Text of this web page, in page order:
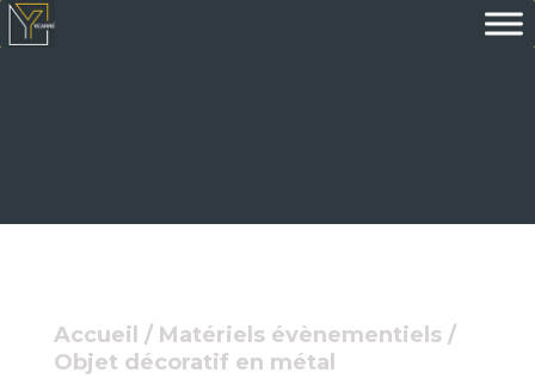
Accueil / Matériels évènementiels/
Objet décoratif en métal